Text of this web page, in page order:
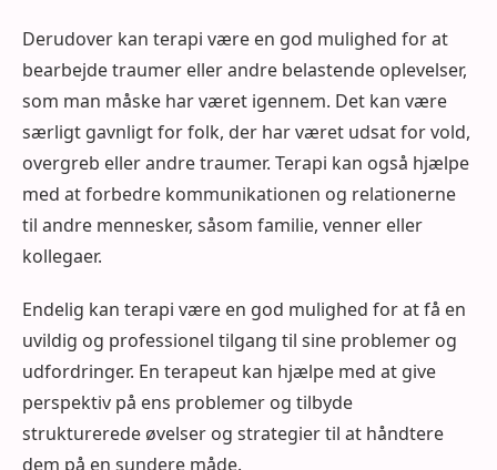
Derudover kan terapi være en god mulighed for at
bearbejde traumer eller andre belastende oplevelser,
som man måske har været igennem. Det kan være
særligt gavnligt for folk, der har været udsat for vold,
overgreb eller andre traumer. Terapi kan også hjælpe
med at forbedre kommunikationen og relationerne
til andre mennesker, såsom familie, venner eller
kollegaer.
Endelig kan terapi være en god mulighed for at få en
uvildig og professionel tilgang til sine problemer og
udfordringer. En terapeut kan hjælpe med at give
perspektiv på ens problemer og tilbyde
strukturerede øvelser og strategier til at håndtere
dem på en sundere måde.